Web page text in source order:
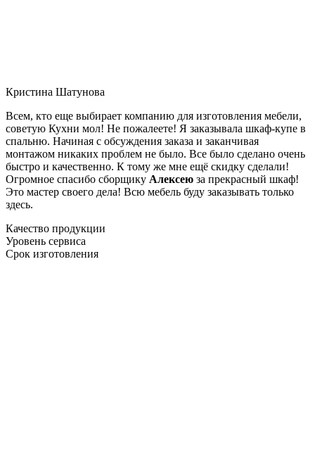
Кристина Шатунова
Всем, кто еще выбирает компанию для изготовления мебели,
советую Кухни мол! Не пожалеете! Я заказывала шкаф-купе в
спальню. Начиная с обсуждения заказа и заканчивая
монтажом никаких проблем не было. Все было сделано очень
быстро и качественно. К тому же мне ещё скидку сделали!
Огромное спасибо сборщику Алексею за прекрасный шкаф!
Это мастер своего дела! Всю мебель буду заказывать только
здесь.
Качество продукции
Уровень сервиса
Срок изготовления